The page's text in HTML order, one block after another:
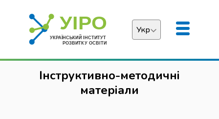
Укр
English
Інструктивно-методичні
матеріали